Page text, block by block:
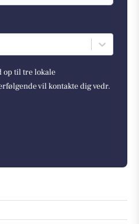
op til tre lokale
vil kontakte dig vedr.